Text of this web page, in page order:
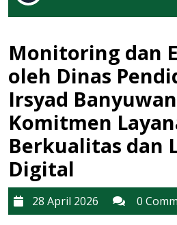
Monitoring dan
oleh Dinas
Irsyad
Komitmen
Berkualitas dan
Digital
28 April 2026
28
April
0